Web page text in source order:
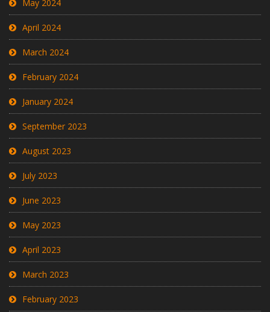
May 2024
April 2024
March 2024
February 2024
January 2024
September 2023
August 2023
July 2023
June 2023
May 2023
April 2023
March 2023
February 2023